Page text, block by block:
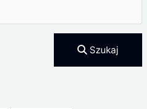
Szukaj